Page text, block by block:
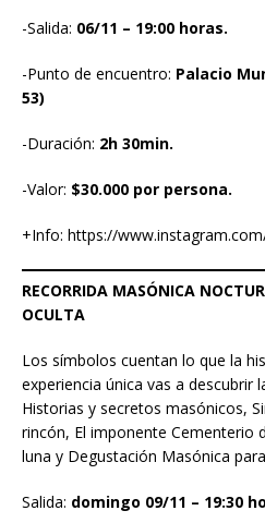
-Salida: 06/11 – 19:00 horas.
-Punto de encuentro: Palacio
53)
-Duración: 2h 30min.
-Valor: $30.000 por persona.
+Info: https://
RECORRIDA MASÓNICA
OCULTA
Los símbolos cuentan lo que la
experiencia única vas a descubrir
Historias y secretos masónicos,
rincón, El imponente Cementerio
luna y Degustación Masónica
Salida: domingo 09/11 – 19:30